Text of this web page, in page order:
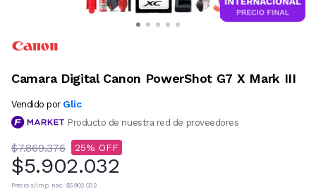
Camara Digital Canon PowerShot G7 X Mark III
Vendido por Glic
Producto de nuestra red de proveedores
$7.869.376 25
$5.902.032
Precio s/imp. nac. $5.902.032